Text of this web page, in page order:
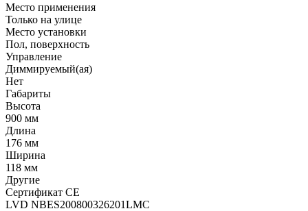
Место применения
Только на улице
Место установки
Пол, поверхность
Управление
Диммируемый(ая)
Нет
Габариты
Высота
900 мм
Длина
176 мм
Ширина
118 мм
Другие
Сертификат CE
LVD NBES200800326201LMC